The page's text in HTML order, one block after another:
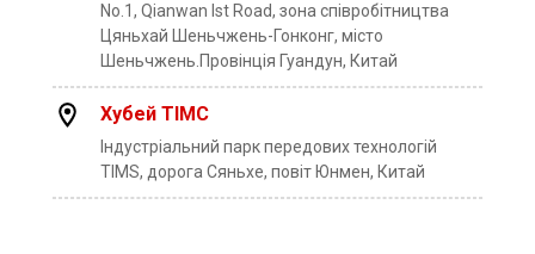
No.1, Qianwan lst Road, зона співробітництва
Цяньхай Шеньчжень-Гонконг, місто
Шеньчжень.Провінція Гуандун, Китай
Хубей ТІМС
Індустріальний парк передових технологій
TIMS, дорога Сяньхе, повіт Юнмен, Китай